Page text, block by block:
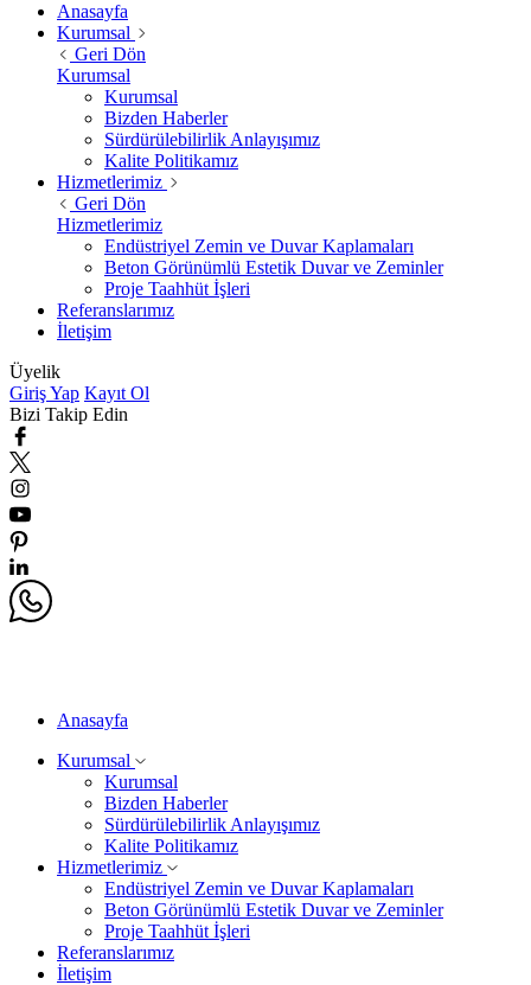
Anasayfa
Kurumsal
Geri Dön
Kurumsal
Kurumsal
Bizden Haberler
Sürdürülebilirlik Anlayışımız
Kalite Politikamız
Hizmetlerimiz
Geri Dön
Hizmetlerimiz
Endüstriyel Zemin ve Duvar Kaplamaları
Beton Görünümlü Estetik Duvar ve Zeminler
Proje Taahhüt İşleri
Referanslarımız
İletişim
Üyelik
Giriş Yap Kayıt Ol
Bizi Takip Edin
Anasayfa
Kurumsal
Kurumsal
Bizden Haberler
Sürdürülebilirlik Anlayışımız
Kalite Politikamız
Hizmetlerimiz
Endüstriyel Zemin ve Duvar Kaplamaları
Beton Görünümlü Estetik Duvar ve Zeminler
Proje Taahhüt İşleri
Referanslarımız
İletişim